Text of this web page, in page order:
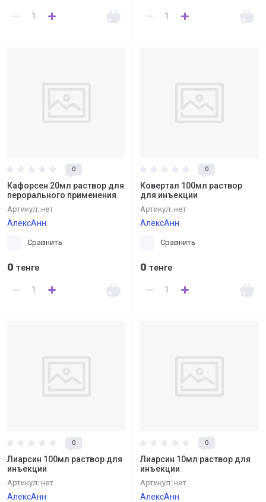
0
Кафорсен 20мл раствор для
перорального применения
Артикул: нет
АлексАнн
Сравнить
0 тенге
0
Ковертал 100мл раствор
для инъекции
Артикул: нет
АлексАнн
Сравнить
0 тенге
0
Лиарсин 100мл раствор для
инъекции
Артикул: нет
АлексАнн
0
Лиарсин 10мл раствор для
инъекции
Артикул: нет
АлексАнн